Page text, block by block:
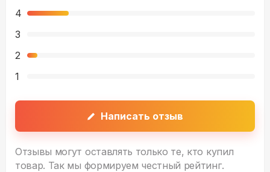
4
3
2
1
Написать отзыв
Отзывы могут оставлять только те, кто купил
товар. Так мы формируем честный рейтинг.